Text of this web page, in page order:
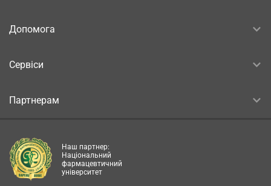
Допомога
Сервіси
Партнерам
Наш партнер:
Національний
фармацевтичний
університет